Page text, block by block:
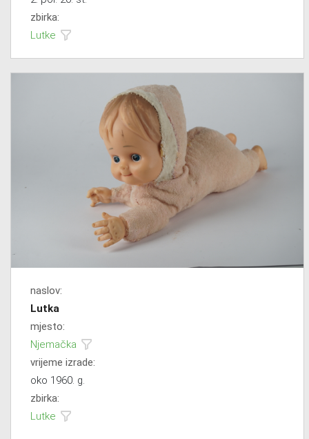
zbirka:
Lutke
naslov:
Lutka
mjesto:
Njemačka
vrijeme izrade:
oko 1960. g.
zbirka:
Lutke